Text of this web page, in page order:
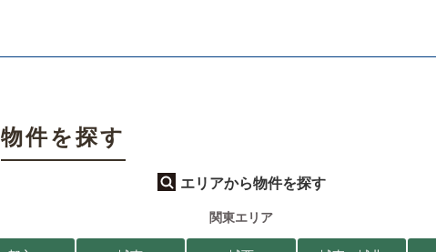
物件を探す
エリアから物件を探す
関東エリア